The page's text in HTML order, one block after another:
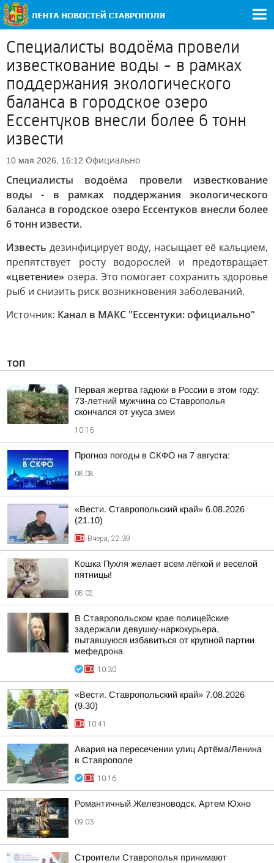
Специалисты водоёма провели
известкование воды - в рамках
поддержания экологического
баланса в городское озеро
Ессентуков внесли более 6 тонн
извести
10 мая 2026, 16:12 Официально
Специалисты водоёма провели известкование
воды - в рамках поддержания экологического
баланса в городское озеро Ессентуков внесли более
6 тонн извести.
Известь дезинфицирует воду, насыщает её кальцием,
препятствует росту водорослей и предотвращает
«цветение» озера. Это помогает сохранить здоровье
рыб и снизить риск возникновения заболеваний.
Источник: Канал в МАКС "Ессентуки: официально"
ТОП
Первая жертва гадюки в России в этом году:
73-летний мужчина со Ставрополья
скончался от укуса змеи
10:16
Прогноз погоды в СКФО на 7 августа:
08:08
«Вести. Ставропольский край» 6.08.2026
(21.10)
Вчера, 22:39
Кошка Пухля желает всем лёгкой и веселой
пятницы!
08:02
В Ставропольском крае полицейские
задержали девушку-наркокурьера,
пытавшуюся избавиться от крупной партии
мефедрона
10:30
«Вести. Ставропольский край» 7.08.2026
(9.30)
10:41
Авария на пересечении улиц Артёма/Ленина
в Ставрополе
10:16
Романтичный Железноводск. Артем Юхно
09:03
Строители Ставрополья принимают